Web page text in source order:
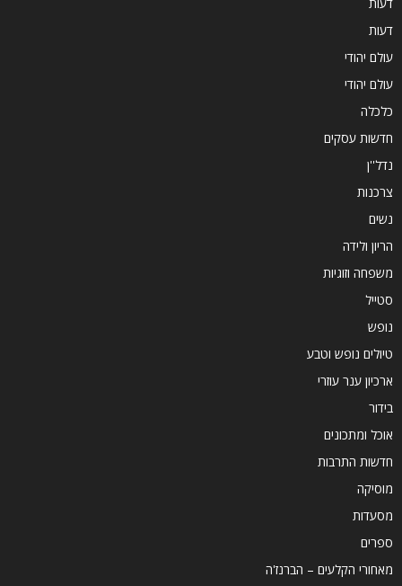
דעות
עולם יהודי
עולם יהודי
כלכלה
חדשות עסקים
נדל''ן
צרכנות
נשים
הריון ולידה
משפחה וזוגיות
סטייל
נופש
טיולים נופש וטבע
ארכיון ענר עוזרי
בידור
אוכל ומתכונים
חדשות התרבות
מוסיקה
מסעדות
ספרים
מאחורי הקלעים – הברנז'ה